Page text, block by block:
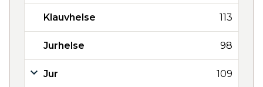
Klauvhelse 113
Jurhelse 98
Jur 109